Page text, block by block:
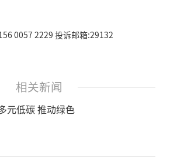
0057 2229 投诉邮箱:29132
相关新闻
元低碳 推动绿色